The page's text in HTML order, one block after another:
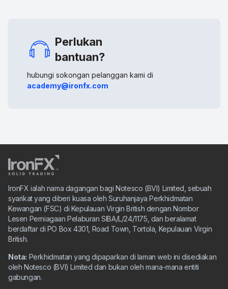
Perlukan
bantuan?
hubungi sokongan pelanggan kami di
academy@ironfx.com
IronFX ialah nama dagangan bagi Notesco (BVI) Limited, sebuah
syarikat yang diberi kuasa oleh Suruhanjaya Perkhidmatan
Kewangan (FSC) di Kepulauan Virgin British dengan Nombor
Lesen Perniagaan Pelaburan SIBA/L/24/1175, dan beralamat
berdaftar di PO Box 4301, Road Town, Tortola, Kepulauan Virgin
British.
Nota: Perkhidmatan yang dipaparkan di laman web ini disediakan
oleh Notesco (BVI) Limited dan bukan oleh mana-mana entiti
gabungan.